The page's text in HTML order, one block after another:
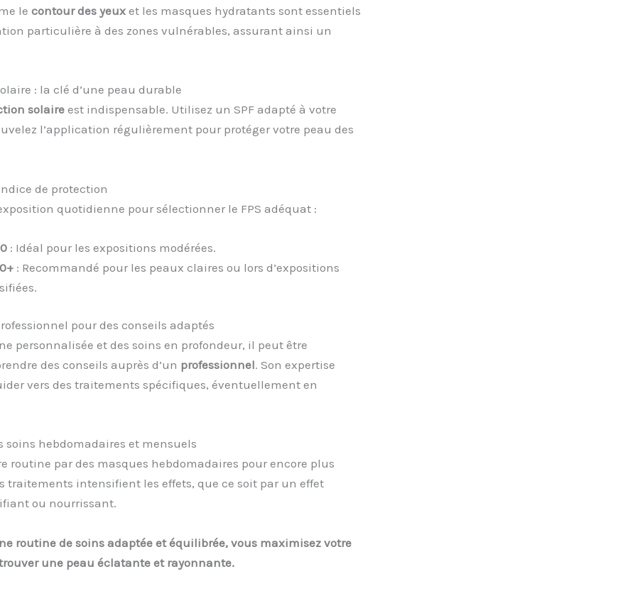
le contour des yeuxet les masques hydratants sont essentiels
particulière à des zones vulnérables, assurant ainsi un
: la clé d’une peau durable
solaireest indispensable. Utilisez un SPF adapté à votre
l’application régulièrement pour protéger votre peau des
de protection
quotidienne pour sélectionner le FPS adéquat :
: Idéal pour les expositions modérées.
: Recommandé pour les peaux claires ou lors d’expositions
pour des conseils adaptés
personnalisée et des soins en profondeur, il peut être
des conseils auprès d’un professionnel. Son expertise
vers des traitements spécifiques, éventuellement en
soins hebdomadaires et mensuels
routine par des masques hebdomadaires pour encore plus
traitements intensifient les effets, que ce soit par un effet
ou nourrissant.
routine de soins adaptée et équilibrée, vous maximisez votre
une peau éclatante et rayonnante.